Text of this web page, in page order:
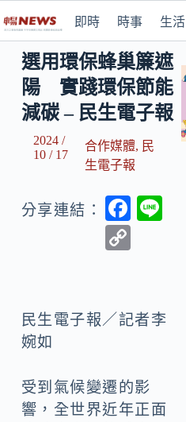
即時 時事 生活
選用環保蜂巢簾遮
陽 實踐環保節能
減碳 – 民生電子報
2024 /
10 / 17
合作媒體, 民
生電子報
分享連結：
F
o
o
y
k
民生電子報／記者李
婉如
受到氣候變遷的影
響，全世界近年正面